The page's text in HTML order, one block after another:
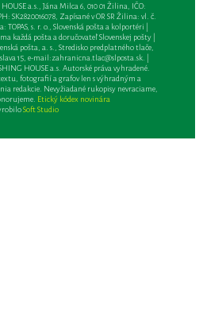
a.s., Jána Milca 6, 010 01 Žilina, IČO:
SK2820016078, Zapísané v OR SR Žilina: vl. č.
s. r. o., Slovenská pošta a kolportéri |
každá pošta a doručovateľ Slovenskej pošty |
pošta, a. s., Stredisko predplatného tlače,
15, e-mail:zahranicna.tlac@slposta.sk. |
HOUSE a.s. Autorské práva vyhradené.
fotografií a grafov len s výhradným a
redakcie. Nevyžiadané rukopisy nevraciame,
Etický kódex novinára
Soft Studio